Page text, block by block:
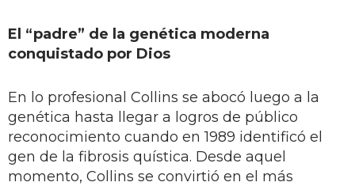
El “padre” de la genética moderna
conquistado por Dios
En lo profesional Collins se abocó luego a la
genética hasta llegar a logros de público
reconocimiento cuando en 1989 identificó el
gen de la fibrosis quística. Desde aquel
momento, Collins se convirtió en el más